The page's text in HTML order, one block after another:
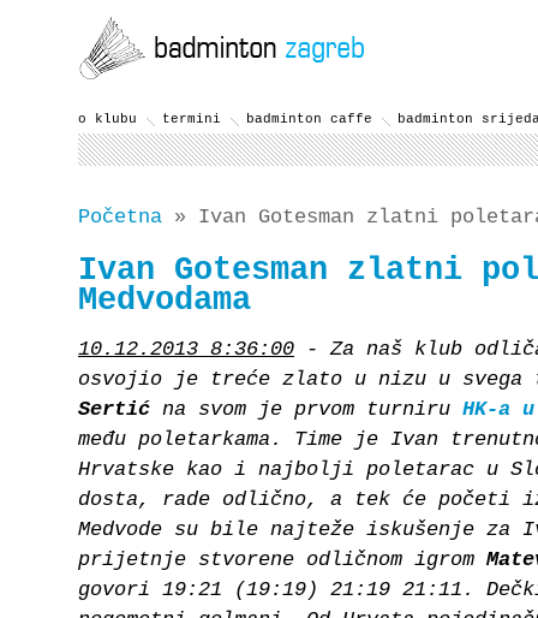
o klubu termini badminton caffe badminton
Početna » Ivan Gotesman zlatni
Ivan Gotesman zlatni
Medvodama
10.12.2013 8:36:00 - Za naš klub
osvojio je treće zlato u nizu u
Sertić na svom je prvom turniru HK-a
među poletarkama. Time je Ivan
Hrvatske kao i najbolji poletarac u
dosta, rade odlično, a tek će
Medvode su bile najteže iskušenje
prijetnje stvorene odličnom igrom
govori 19:21 (19:19) 21:19 21:11.